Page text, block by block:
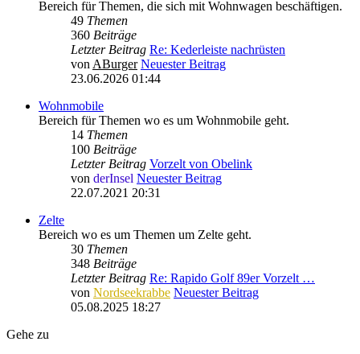
Bereich für Themen, die sich mit Wohnwagen beschäftigen.
49 Themen
360 Beiträge
Letzter Beitrag Re: Kederleiste nachrüsten
von ABurger Neuester Beitrag
23.06.2026 01:44
Wohnmobile
Bereich für Themen wo es um Wohnmobile geht.
14 Themen
100 Beiträge
Letzter Beitrag Vorzelt von Obelink
von derInsel Neuester Beitrag
22.07.2021 20:31
Zelte
Bereich wo es um Themen um Zelte geht.
30 Themen
348 Beiträge
Letzter Beitrag Re: Rapido Golf 89er Vorzelt …
von Nordseekrabbe Neuester Beitrag
05.08.2025 18:27
Gehe zu